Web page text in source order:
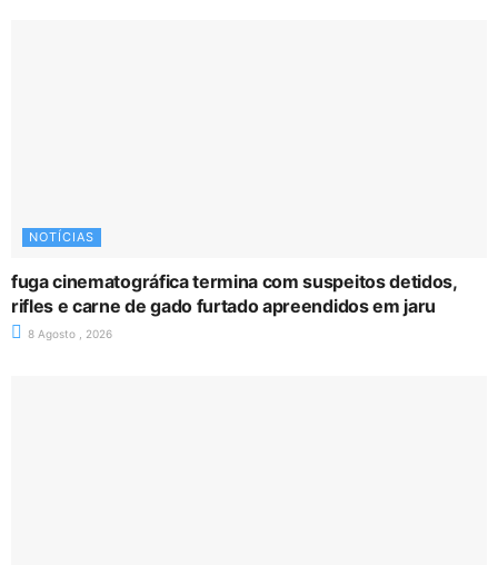
NOTÍCIAS
fuga cinematográfica termina com suspeitos detidos,
rifles e carne de gado furtado apreendidos em jaru
8 Agosto , 2026